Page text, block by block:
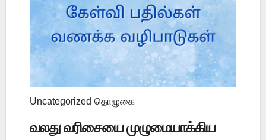
Uncategorized தொழுகை
வலது வரிசையை முழுமையாக்கிய